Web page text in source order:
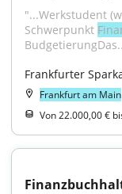
"...Werkstudent
Schwerpunkt
Frankfurter
Frankfurt am Main
Von 22.000,00 €